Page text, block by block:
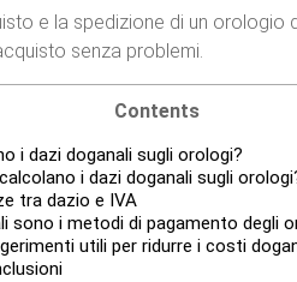
e la spedizione di un orologio
senza problemi.
Contents
i dazi doganali sugli orologi?
i dazi doganali sugli
tra dazio e IVA
sono i metodi di pagamento degli
utili per ridurre i costi